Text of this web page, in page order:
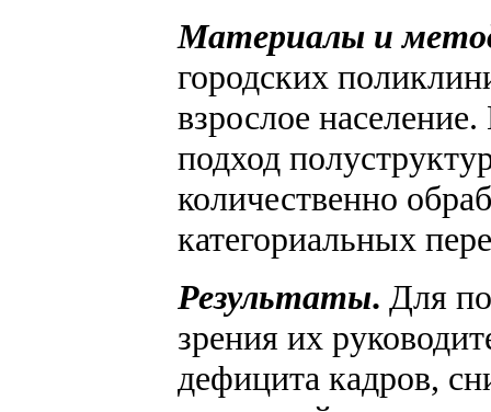
Материалы и
городских
взрослое
подход
количественно
категориальных
Результаты. Для
зрения их
дефицита кадров,